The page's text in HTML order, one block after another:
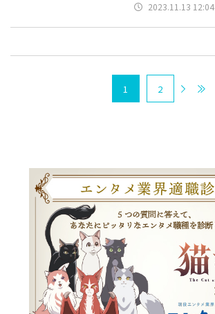
2023.11.13 12:04
1 2